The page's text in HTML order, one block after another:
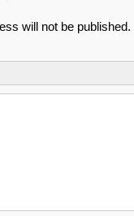
will not be published.